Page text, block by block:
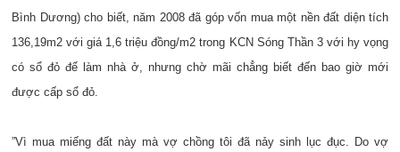
Bình Dương) cho biết, năm 2008 đã góp vốn mua một nền đất diện tích
136,19m2 với giá 1,6 triệu đồng/m2 trong KCN Sóng Thần 3 với hy vọng
có sổ đỏ để làm nhà ở, nhưng chờ mãi chẳng biết đến bao giờ mới
được cấp sổ đỏ.
”Vì mua miếng đất này mà vợ chồng tôi đã nảy sinh lục đục. Do vợ